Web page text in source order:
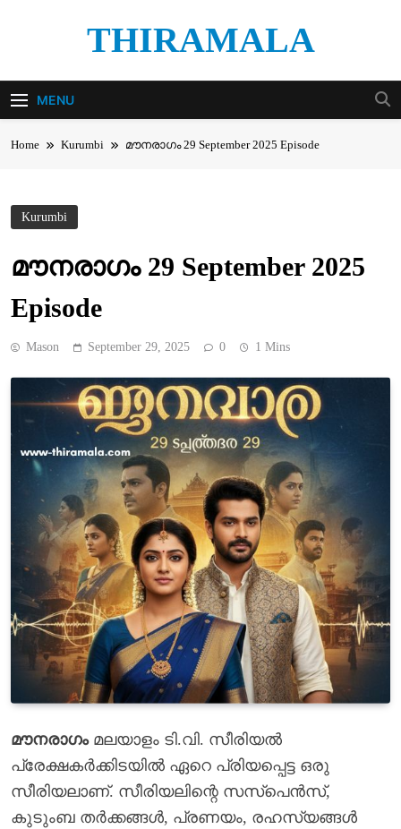
THIRAMALA
MENU
Home Kurumbi മൗനരാഗം 29 September 2025 Episode
Kurumbi
മൗനരാഗം 29 September 2025
Episode
Mason September 29, 2025 0 1 Mins
മൗനരാഗംമലയാളം ടി.വി. സീരിയൽ
പ്രേക്ഷകർക്കിടയിൽ ഏറെ പ്രിയപ്പെട്ട ഒരു
സീരിയലാണ്. സീരിയലിന്റെ സസ്പെൻസ്,
കുടുംബ തർക്കങ്ങൾ, പ്രണയം, രഹസ്യങ്ങൾ